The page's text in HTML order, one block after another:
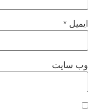
ایمیل *
وب‌ سایت